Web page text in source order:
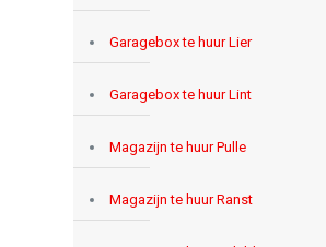
Garagebox te huur Lier
Garagebox te huur Lint
Magazijn te huur Pulle
Magazijn te huur Ranst